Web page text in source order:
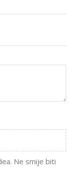
Ne smije biti